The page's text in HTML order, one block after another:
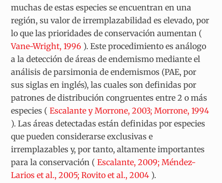
muchas de estas especies se encuentran en una
región, su valor de irremplazabilidad es elevado, por
lo que las prioridades de conservación aumentan (
Vane-Wright, 1996 ). Este procedimiento es análogo
a la detección de áreas de endemismo mediante el
análisis de parsimonia de endemismos (PAE, por
sus siglas en inglés), las cuales son definidas por
patrones de distribución congruentes entre 2 o más
especies (Escalante y Morrone, 2003; Morrone, 1994
). Las áreas detectadas están definidas por especies
que pueden considerarse exclusivas e
irremplazables y, por tanto, altamente importantes
para la conservación (Escalante, 2009; Méndez-
Larios et al., 2005; Rovito et al., 2004 ).